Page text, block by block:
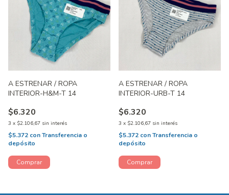
A ESTRENAR / ROPA
INTERIOR-H&M-T 14
$6.320
3 x $2.106,67 sin interés
$5.372 conTransferencia o
depósito
A ESTRENAR / ROPA
INTERIOR-URB-T 14
$6.320
3 x $2.106,67 sin interés
$5.372 conTransferencia o
depósito